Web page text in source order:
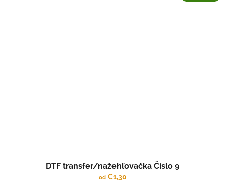
DTF transfer/nažehľovačka Číslo 9
od€1,30